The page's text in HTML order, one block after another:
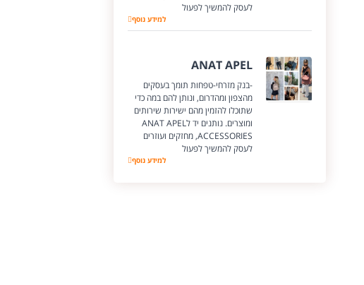
לעסק להמשיך לפעול
המשתלה של בועז
למידע נוסף
ANAT APEL
-בנק מזרחי-טפחות תומך בעסקים
מהצפון ומהדרום, ונותן להם במה כדי
שתוכלו להזמין מהם ישירות שירותים
ומוצרים. נותנים יד לANAT APEL
ACCESSORIES, מחזקים ועוזרים
לעסק להמשיך לפעול
ANAT APELלמידע נוסף